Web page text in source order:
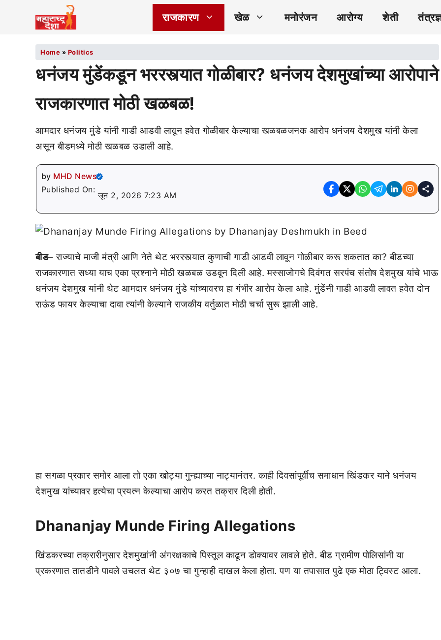
राजकारण खेळ मनोरंजन आरोग्य शेती
Home » Politics
धनंजय मुंडेंकडून भररस्त्यात गोळीबार? धनंजय देशमुखांच्या आरोपाने
राजकारणात मोठी खळबळ!
आमदार धनंजय मुंडे यांनी गाडी आडवी लावून हवेत गोळीबार केल्याचा खळबळजनक आरोप धनंजय देशमुख यांनी केला
असून बीडमध्ये मोठी खळबळ उडाली आहे.
by MHD News
Published On:
जून 2, 2026 7:23 AM
बीड– राज्याचे माजी मंत्री आणि नेते थेट भररस्त्यात कुणाची गाडी आडवी लावून गोळीबार करू शकतात का? बीडच्या
राजकारणात सध्या याच एका प्रश्नाने मोठी खळबळ उडवून दिली आहे. मस्साजोगचे दिवंगत सरपंच संतोष देशमुख यांचे भाऊ
धनंजय देशमुख यांनी थेट आमदार धनंजय मुंडे यांच्यावरच हा गंभीर आरोप केला आहे. मुंडेंनी गाडी आडवी लावत हवेत दोन
राऊंड फायर केल्याचा दावा त्यांनी केल्याने राजकीय वर्तुळात मोठी चर्चा सुरू झाली आहे.
हा सगळा प्रकार समोर आला तो एका खोट्या गुन्ह्याच्या नाट्यानंतर. काही दिवसांपूर्वीच समाधान खिंडकर याने धनंजय
देशमुख यांच्यावर हत्येचा प्रयत्न केल्याचा आरोप करत तक्रार दिली होती.
Dhananjay Munde Firing Allegations
खिंडकरच्या तक्रारीनुसार देशमुखांनी अंगरक्षकाचे पिस्तूल काढून डोक्यावर लावले होते. बीड ग्रामीण पोलिसांनी या
प्रकरणात तातडीने पावले उचलत थेट ३०७ चा गुन्हाही दाखल केला होता. पण या तपासात पुढे एक मोठा ट्विस्ट आला.